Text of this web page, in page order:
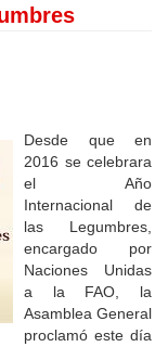
Desde que en
2016 se celebrara
el Año
Internacional de
las Legumbres,
encargado por
Naciones Unidas
a la FAO, la
Asamblea General
proclamó este día